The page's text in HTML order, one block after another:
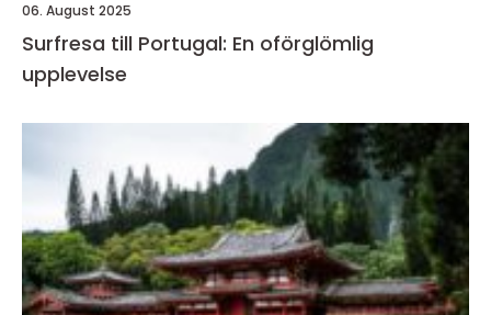
06. August 2025
Surfresa till Portugal: En oförglömlig
upplevelse